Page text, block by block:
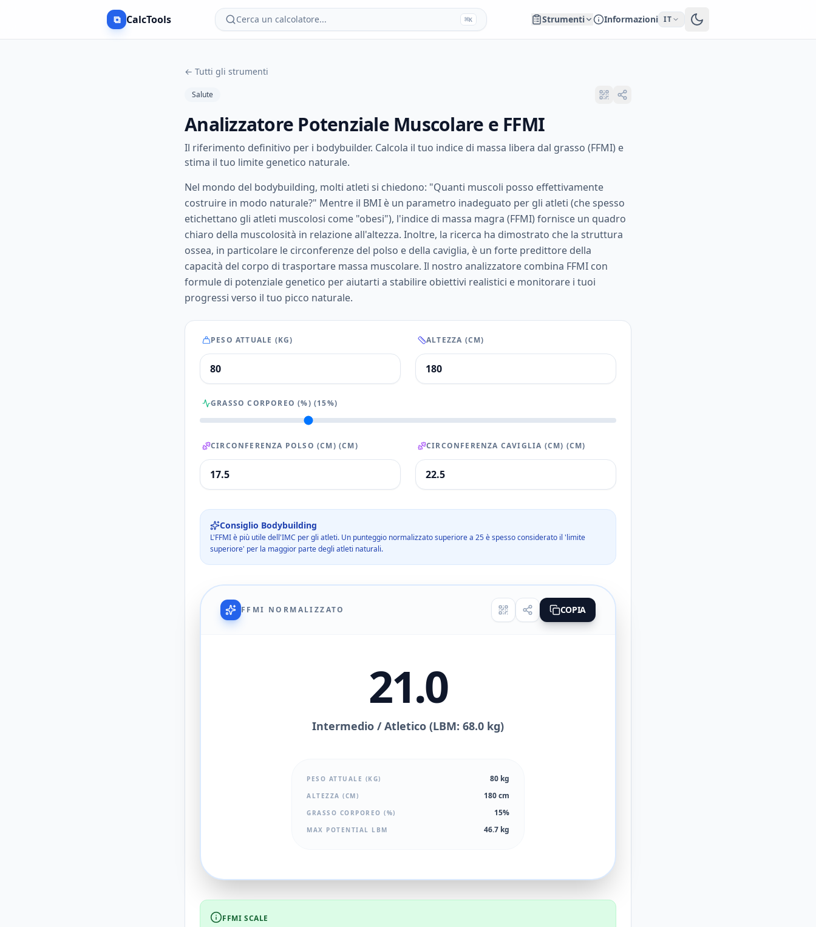
⧉ CalcTools Cerca un calcolatore... ⌘K Strumenti Informazioni IT
← Tutti gli strumenti
Salute
Analizzatore Potenziale Muscolare e FFMI
Il riferimento definitivo per i bodybuilder. Calcola il tuo indice di massa libera dal grasso (FFMI) e
stima il tuo limite genetico naturale.
Nel mondo del bodybuilding, molti atleti si chiedono: "Quanti muscoli posso effettivamente
costruire in modo naturale?" Mentre il BMI è un parametro inadeguato per gli atleti (che spesso
etichettano gli atleti muscolosi come "obesi"), l'indice di massa magra (FFMI) fornisce un quadro
chiaro della muscolosità in relazione all'altezza. Inoltre, la ricerca ha dimostrato che la struttura
ossea, in particolare le circonferenze del polso e della caviglia, è un forte predittore della
capacità del corpo di trasportare massa muscolare. Il nostro analizzatore combina FFMI con
formule di potenziale genetico per aiutarti a stabilire obiettivi realistici e monitorare i tuoi
progressi verso il tuo picco naturale.
PESO ATTUALE (KG) ALTEZZA (CM)
GRASSO CORPOREO (%) (15%)
CIRCONFERENZA POLSO (CM) (CM) CIRCONFERENZA CAVIGLIA (CM) (CM)
Consiglio Bodybuilding
L'FFMI è più utile dell'IMC per gli atleti. Un punteggio normalizzato superiore a 25 è spesso considerato il 'limite
superiore' per la maggior parte degli atleti naturali.
FFMI NORMALIZZATO COPIA
21.0
Intermedio / Atletico (LBM: 68.0 kg)
PESO ATTUALE (KG) 80 kg
ALTEZZA (CM) 180 cm
GRASSO CORPOREO (%) 15%
MAX POTENTIAL LBM 46.7 kg
FFMI SCALE